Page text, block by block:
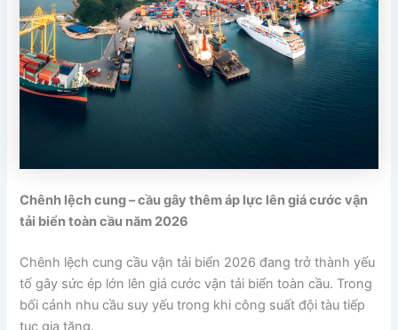
Chênh lệch cung – cầu gây thêm áp lực lên giá cước vận
tải biển toàn cầu năm 2026
Chênh lệch cung cầu vận tải biển 2026 đang trở thành yếu
tố gây sức ép lớn lên giá cước vận tải biển toàn cầu. Trong
bối cảnh nhu cầu suy yếu trong khi công suất đội tàu tiếp
tục gia tăng.